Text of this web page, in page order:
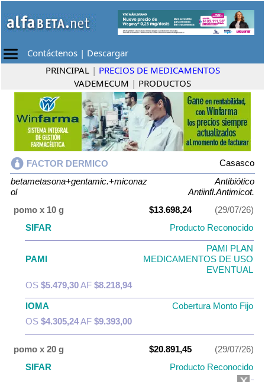
Contáctenos | Descargar
PRINCIPAL | PRECIOS DE MEDICAMENTOS
VADEMECUM | PRODUCTOS
FACTOR DERMICO
Casasco
betametasona+gentamic.+miconaz
ol
Antibiótico
Antiinfl.Antimicot.
pomo x 10 g
$13.698,24
(29/07/26)
SIFAR
Producto Reconocido
PAMI
PAMI PLAN
MEDICAMENTOS DE USO
EVENTUAL
OS $5.479,30AF $8.218,94
IOMA
Cobertura Monto Fijo
OS $4.305,24AF $9.393,00
pomo x 20 g $20.891,45
(29/07/26)
SIFAR
Producto Reconocido